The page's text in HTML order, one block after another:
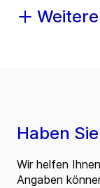
Haben
Wir helfen
Angaben